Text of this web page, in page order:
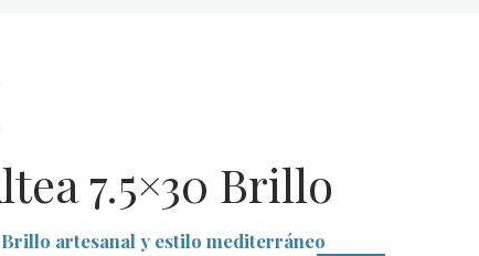
7.5×30 Brillo
Brillo artesanal y estilo mediterráneo